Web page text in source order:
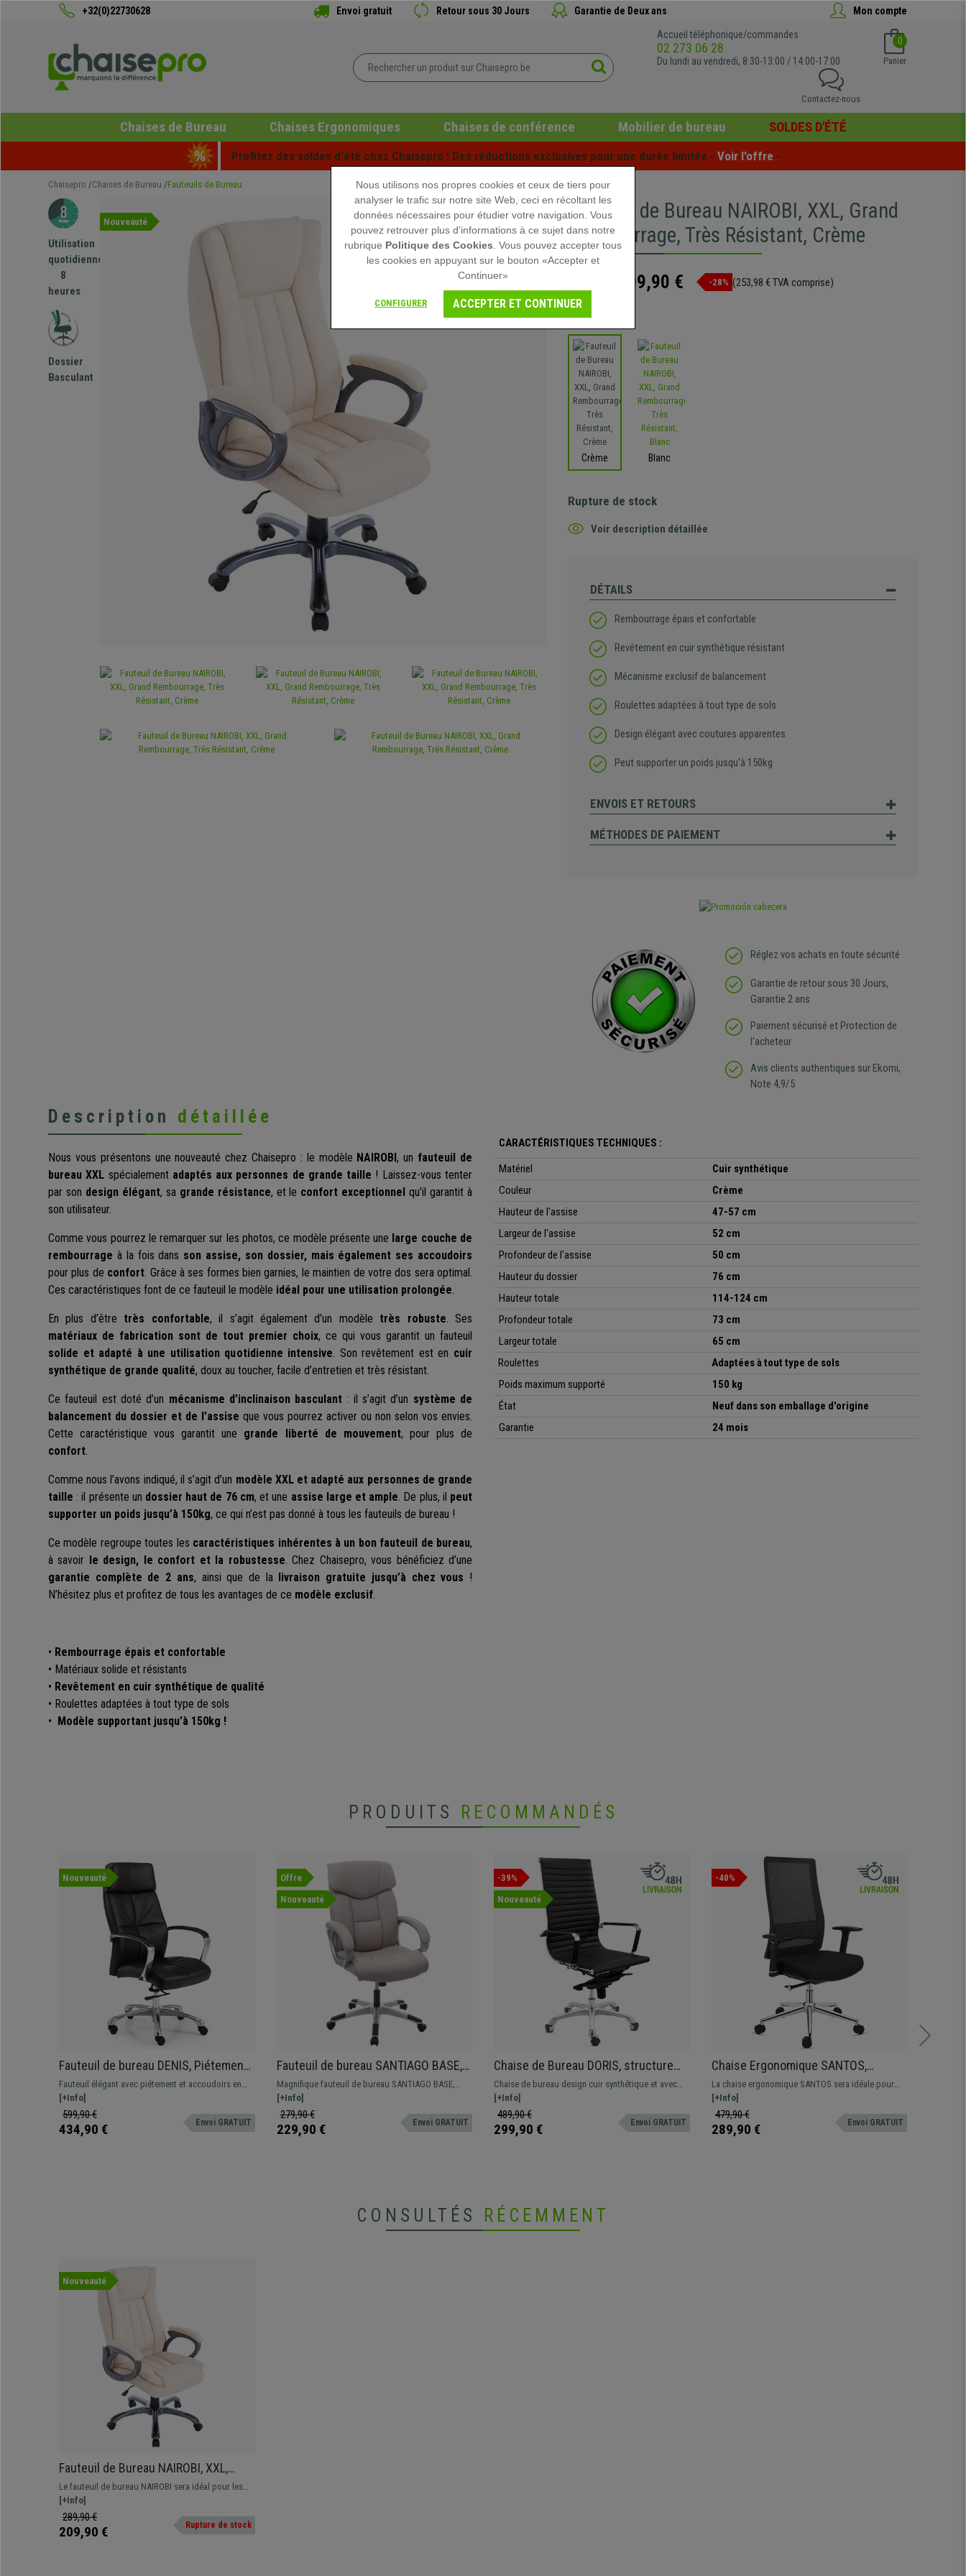
+32(0)22730628 Envoi gratuit Retour sous 30 Jours Garantie de Deux ans Mon compte
Accueil téléphonique/commandes
02 273 06 28
Du lundi au vendredi, 8:30-13:00 / 14:00-17:00
0
Panier
Contactez-nous
Chaises de Bureau Chaises Ergonomiques Chaises de conférence Mobilier de bureau SOLDES D'ÉTÉ
Profitez des soldes d'été chez Chaisepro ! Des réductions exclusives pour une durée limitée - Voir l'offre -
Chaisepro Chaises de Bureau Fauteuils de Bureau
Utilisation
quotidienne
8
heures
Dossier
Basculant
Nouveauté
Fauteuil de Bureau NAIROBI, XXL, Grand
Rembourrage, Très Résistant, Crème
209,90 € -28% (253,98 € TVA comprise)
Rupture de stock
Crème Blanc
Rupture de stock
Voir description détaillée
DÉTAILS
Rembourrage épais et confortable
Revêtement en cuir synthétique résistant
Mécanisme exclusif de balancement
Roulettes adaptées à tout type de sols
Design élégant avec coutures apparentes
Peut supporter un poids jusqu’à 150kg
ENVOIS ET RETOURS
MÉTHODES DE PAIEMENT
Réglez vos achats en toute sécurité
Garantie de retour sous 30 Jours,
Garantie 2 ans
Paiement sécurisé et Protection de
l'acheteur
Avis clients authentiques sur Ekomi,
Note 4,9/5
Description détaillée
Nous vous présentons une nouveauté chez Chaisepro : le modèle NAIROBI, un fauteuil de
bureau XXL spécialement adaptés aux personnes de grande taille ! Laissez-vous tenter
par son design élégant, sa grande résistance, et le confort exceptionnel qu’il garantit à
son utilisateur.
Comme vous pourrez le remarquer sur les photos, ce modèle présente une large couche de
rembourrage à la fois dans son assise, son dossier, mais également ses accoudoirs
pour plus de confort. Grâce à ses formes bien garnies, le maintien de votre dos sera optimal.
Ces caractéristiques font de ce fauteuil le modèle idéal pour une utilisation prolongée.
En plus d’être très confortable, il s’agit également d’un modèle très robuste. Ses
matériaux de fabrication sont de tout premier choix, ce qui vous garantit un fauteuil
solide et adapté à une utilisation quotidienne intensive. Son revêtement est en cuir
synthétique de grande qualité, doux au toucher, facile d’entretien et très résistant.
Ce fauteuil est doté d’un mécanisme d’inclinaison basculant : il s’agit d’un système de
balancement du dossier et de l’assise que vous pourrez activer ou non selon vos envies.
Cette caractéristique vous garantit une grande liberté de mouvement, pour plus de
confort.
Comme nous l’avons indiqué, il s’agit d’un modèle XXL et adapté aux personnes de grande
taille : il présente un dossier haut de 76 cm, et une assise large et ample. De plus, il peut
supporter un poids jusqu’à 150kg, ce qui n’est pas donné à tous les fauteuils de bureau !
Ce modèle regroupe toutes les caractéristiques inhérentes à un bon fauteuil de bureau,
à savoir le design, le confort et la robustesse. Chez Chaisepro, vous bénéficiez d’une
garantie complète de 2 ans, ainsi que de la livraison gratuite jusqu’à chez vous !
N’hésitez plus et profitez de tous les avantages de ce modèle exclusif.
• Rembourrage épais et confortable
• Matériaux solide et résistants
• Revêtement en cuir synthétique de qualité
• Roulettes adaptées à tout type de sols
• Modèle supportant jusqu’à 150kg !
CARACTÉRISTIQUES TECHNIQUES :
Matériel
Cuir synthétique
Couleur
Crème
Hauteur de l'assise
47-57 cm
Largeur de l'assise
52 cm
Profondeur de l'assise
50 cm
Hauteur du dossier
76 cm
Hauteur totale
114-124 cm
Profondeur totale
73 cm
Largeur totale
65 cm
Roulettes
Adaptées à tout type de sols
Poids maximum supporté
150 kg
État
Neuf dans son emballage d'origine
Garantie
24 mois
PRODUITS RECOMMANDÉS
Nouveauté
Fauteuil de bureau DENIS, Piétement
et accoudoirs en métal, Cuir, Noir
Fauteuil élégant avec piétement et accoudoirs en
acier chromé. Revêtement cuir de grande qualité
avec coutures apparentes
[+Info]
599,90 €
434,90 € Envoi GRATUIT
Offre
Nouveauté
Fauteuil de bureau SANTIAGO BASE,
Grand rembourrage, Mécanisme
Basculant, Utilisation quotidienne 8h,
Marron Clair
Magnifique fauteuil de bureau SANTIAGO BASE,
avec double rembourrage, grand appui-tête intégré
et revêtement en cuir facile d'entretien et nettoyage.
Si vous cherchez un Fauteuil avec le meilleur
rapport qualité-prix, ceci est votre modèle, une
[+Info]
279,90 €
229,90 € Envoi GRATUIT
-39%
Nouveauté
Chaise de Bureau DORIS, structure
Métallique Chromée, Finitons
élégantes, cuir, Noir
Chaise de bureau design cuir synthétique et avec
une structure métallique chromée. Mécanisme
basculant sur 4 positions
[+Info]
489,90 €
299,90 € Envoi GRATUIT
-40%
Chaise Ergonomique SANTOS,
Utilisation Professionnelle 8h, Design
Élégant, en Noir
La chaise ergonomique SANTOS sera idéale pour
une utilisation professionnelle intensive, grâce à son
support lombaire et son assise bien rembourrée !
[+Info]
479,90 €
289,90 € Envoi GRATUIT
CONSULTÉS RÉCEMMENT
Nouveauté
Fauteuil de Bureau NAIROBI, XXL,
Grand Rembourrage, Très Résistant,
Crème
Le fauteuil de bureau NAIROBI sera idéal pour les
personnes de grande taille grâce à sa résistance et
son confort exceptionnel !
[+Info]
289,90 €
209,90 € Rupture de stock
Nous utilisons nos propres cookies et ceux de tiers pour
analyser le trafic sur notre site Web, ceci en récoltant les
données nécessaires pour étudier votre navigation. Vous
pouvez retrouver plus d'informations à ce sujet dans notre
rubrique Politique des Cookies . Vous pouvez accepter tous
les cookies en appuyant sur le bouton «Accepter et
Continuer»
CONFIGURER ACCEPTER ET CONTINUER